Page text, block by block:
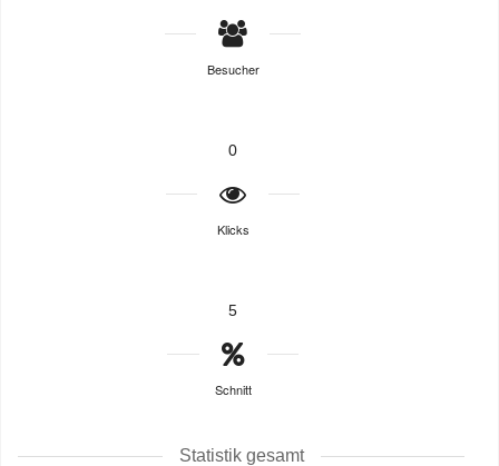
Besucher
0
Klicks
5
Schnitt
Statistik gesamt